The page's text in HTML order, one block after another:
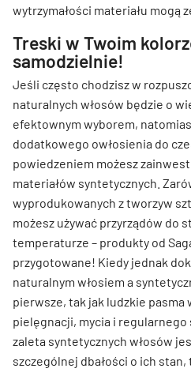
wytrzymałości materiału mogą
Treski w Twoim
samodzielnie!
Jeśli często chodzisz w
naturalnych włosów będzie o
efektownym wyborem,
dodatkowego owłosienia do
powiedzeniem możesz
materiałów syntetycznych.
wyprodukowanych z tworzyw
możesz używać przyrządów do
temperaturze – produkty od
przygotowane! Kiedy jednak
naturalnym włosiem a
pierwsze, tak jak ludzkie pasma
pielęgnacji, mycia i
zaleta syntetycznych włosów
szczególnej dbałości o ich